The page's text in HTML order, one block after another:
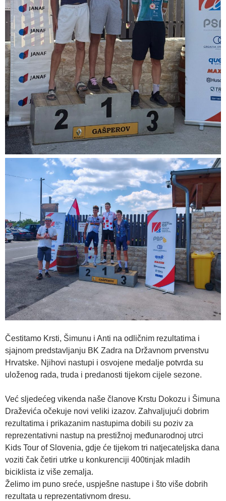
Čestitamo Krsti, Šimunu i Anti na odličnim rezultatima i
sjajnom predstavljanju BK Zadra na Državnom prvenstvu
Hrvatske. Njihovi nastupi i osvojene medalje potvrda su
uloženog rada, truda i predanosti tijekom cijele sezone.
Već sljedećeg vikenda naše članove Krstu Dokozu i Šimuna
Draževića očekuje novi veliki izazov. Zahvaljujući dobrim
rezultatima i prikazanim nastupima dobili su poziv za
reprezentativni nastup na prestižnoj međunarodnoj utrci
Kids Tour of Slovenia, gdje će tijekom tri natjecateljska dana
voziti čak četiri utrke u konkurenciji 400tinjak mladih
biciklista iz više zemalja.
Želimo im puno sreće, uspješne nastupe i što više dobrih
rezultata u reprezentativnom dresu.